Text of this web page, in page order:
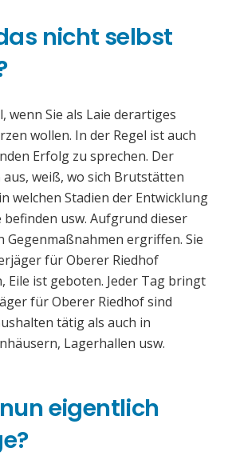
nicht selbst
wenn Sie als Laie derartiges
wollen. In der Regel ist auch
Erfolg zu sprechen. Der
weiß, wo sich Brutstätten
welchen Stadien der Entwicklung
befinden usw. Aufgrund dieser
Gegenmaßnahmen ergriffen. Sie
für Oberer Riedhof
Eile ist geboten. Jeder Tag bringt
für Oberer Riedhof sind
tätig als auch in
Lagerhallen usw.
eigentlich